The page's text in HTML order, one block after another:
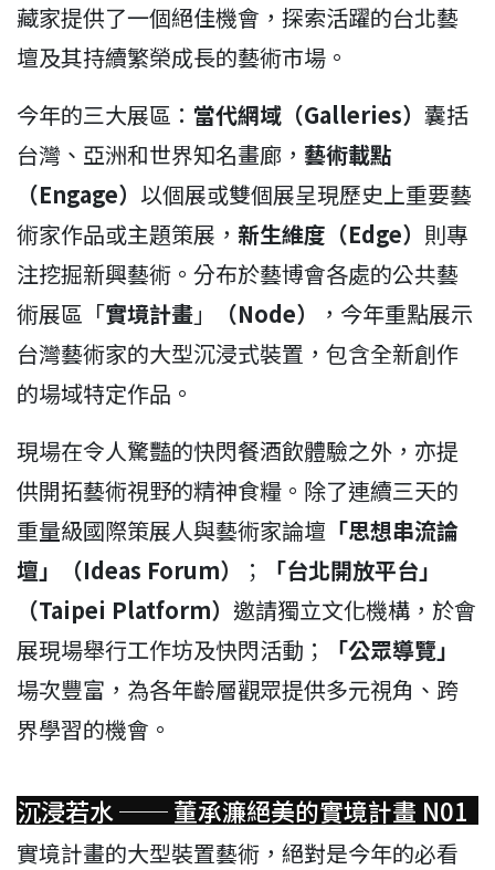
藏家提供了一個絕佳機會，探索活躍的台北藝
壇及其持續繁榮成長的藝術市場。
今年的三大展區： 當代網域（Galleries） 囊括
台灣、亞洲和世界知名畫廊， 藝術載點
（Engage） 以個展或雙個展呈現歷史上重要藝
術家作品或主題策展， 新生維度（Edge） 則專
注挖掘新興藝術。分布於藝博會各處的公共藝
術展區「實境計畫」 （Node）
，今年重點展示
台灣藝術家的大型沉浸式裝置，包含全新創作
的場域特定作品。
現場在令人驚豔的快閃餐酒飲體驗之外，亦提
供開拓藝術視野的精神食糧。除了連續三天的
重量級國際策展人與藝術家論壇 「思想串流論
壇」（Ideas Forum）
；
「台北開放平台」
（Taipei Platform） 邀請獨立文化機構，於會
展現場舉行工作坊及快閃活動；
「公眾導覽」
場次豐富，為各年齡層觀眾提供多元視角、跨
界學習的機會。
沉浸若水 ── 董承濂絕美的實境計畫 N01
實境計畫的大型裝置藝術，絕對是今年的必看